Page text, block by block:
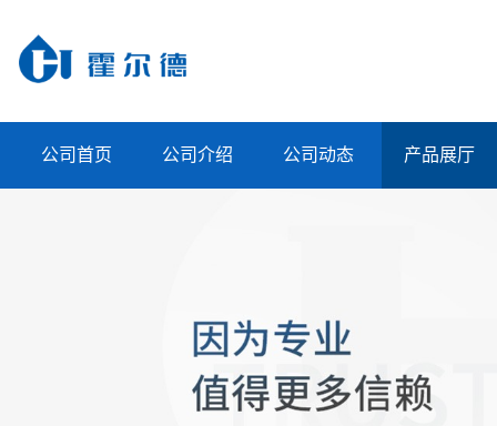
公司首页 公司介绍 公司动态 产品展厅